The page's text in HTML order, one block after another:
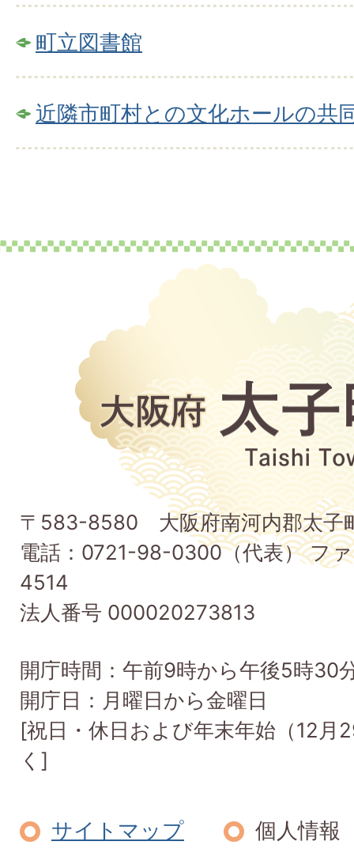
町立図書館
近隣市町村との文化ホールの共
町
Taishi
Town
〒583-8580 大阪府南河内郡太子
電話：0721-98-0300（代表） フ
4514
法人番号 000020273813
開庁時間：午前9時から午後5時30
開庁日：月曜日から金曜日
[祝日・休日および年末年始（12月
く]
サイトマップ
個人情報